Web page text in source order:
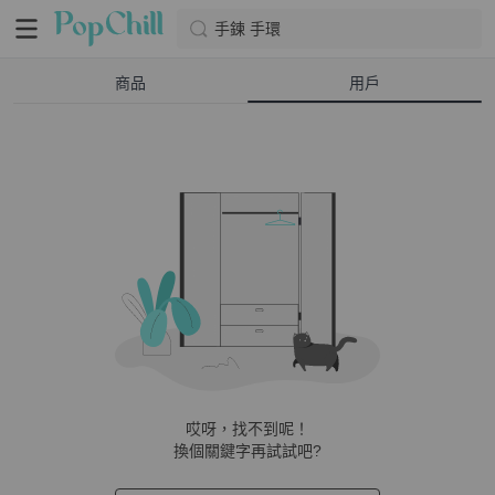
手鍊 手環
商品 用戶
哎呀，找不到呢！
換個關鍵字再試試吧?